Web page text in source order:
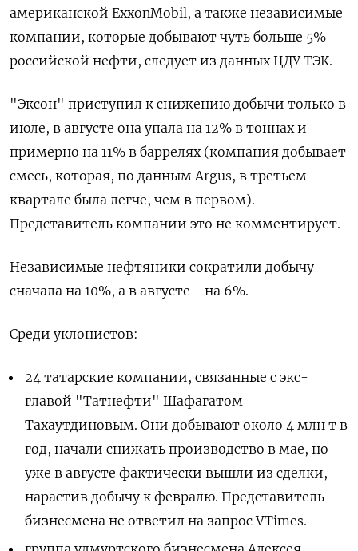
американской ExxonMobil, а также независимые
компании, которые добывают чуть больше 5%
российской нефти, следует из данных ЦДУ ТЭК.
"Эксон" приступил к снижению добычи только в
июле, в августе она упала на 12% в тоннах и
примерно на 11% в баррелях (компания добывает
смесь, которая, по данным Argus, в третьем
квартале была легче, чем в первом).
Представитель компании это не комментирует.
Независимые нефтяники сократили добычу
сначала на 10%, а в августе - на 6%.
Среди уклонистов:
24 татарские компании, связанные с экс-
главой "Татнефти" Шафагатом
Тахаутдиновым. Они добывают около 4 млн т в
год, начали снижать производство в мае, но
уже в августе фактически вышли из сделки,
нарастив добычу к февралю. Представитель
бизнесмена не ответил на запрос VTimes.